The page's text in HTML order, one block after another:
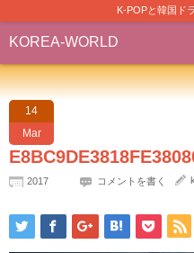
K-POPと韓国ド
KOREA-WORLD
14
Mar
2017 コメントを書く k